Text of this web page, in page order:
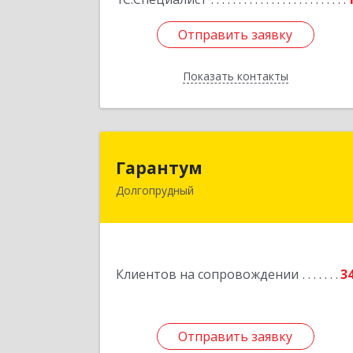
Отправить заявку
Показать контакты
Отправить заявку
Назад
Гарантум
Долгопрудный
Клиентов на сопровождении
Отправить заявку
Отправить заявку